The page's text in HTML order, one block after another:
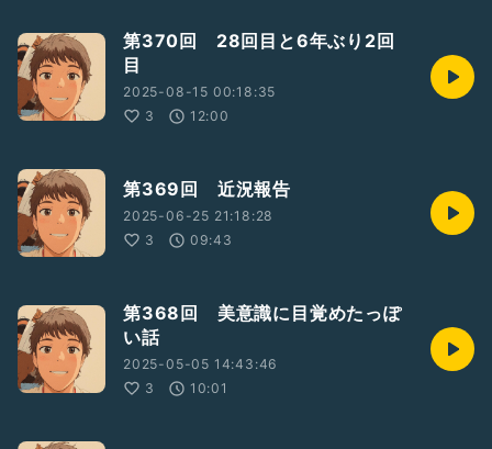
第370回 28回目と6年ぶり2回
目
2025-08-15 00:18:35
3
12:00
第369回 近況報告
2025-06-25 21:18:28
3
09:43
第368回 美意識に目覚めたっぽ
い話
2025-05-05 14:43:46
3
10:01